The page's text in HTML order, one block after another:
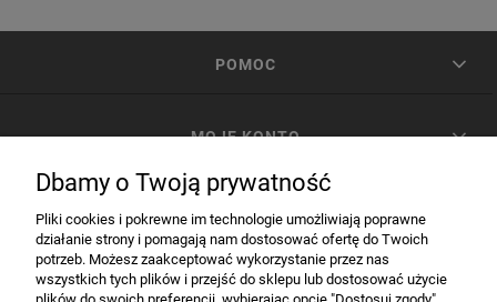
POMOC
MOJE KONTO
INFORMACJE
Dbamy o Twoją prywatność
Pliki cookies i pokrewne im technologie umożliwiają poprawne
działanie strony i pomagają nam dostosować ofertę do Twoich
potrzeb. Możesz zaakceptować wykorzystanie przez nas
wszystkich tych plików i przejść do sklepu lub dostosować użycie